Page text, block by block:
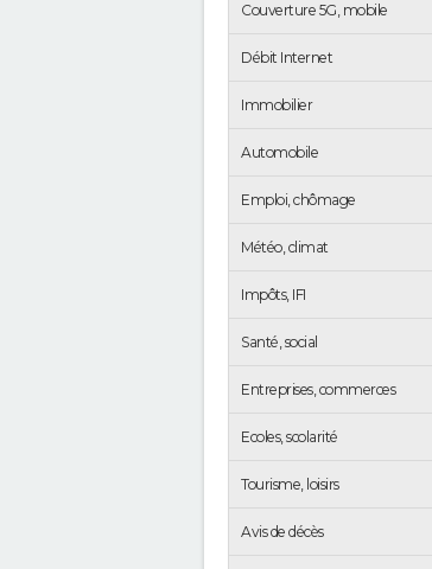
Couverture 5G, mobile
Débit Internet
Immobilier
Automobile
Emploi, chômage
Météo, climat
Impôts, IFI
Santé, social
Entreprises, commerces
Ecoles, scolarité
Tourisme, loisirs
Avis de décès